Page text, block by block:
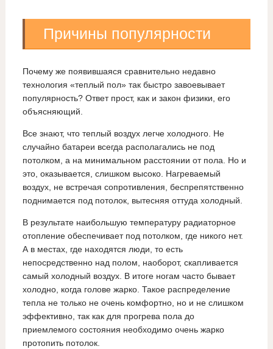
Причины популярности
Почему же появившаяся сравнительно недавно
технология «теплый пол» так быстро завоевывает
популярность? Ответ прост, как и закон физики, его
объясняющий.
Все знают, что теплый воздух легче холодного. Не
случайно батареи всегда располагались не под
потолком, а на минимальном расстоянии от пола. Но и
это, оказывается, слишком высоко. Нагреваемый
воздух, не встречая сопротивления, беспрепятственно
поднимается под потолок, вытесняя оттуда холодный.
В результате наибольшую температуру радиаторное
отопление обеспечивает под потолком, где никого нет.
А в местах, где находятся люди, то есть
непосредственно над полом, наоборот, скапливается
самый холодный воздух. В итоге ногам часто бывает
холодно, когда голове жарко. Такое распределение
тепла не только не очень комфортно, но и не слишком
эффективно, так как для прогрева пола до
приемлемого состояния необходимо очень жарко
протопить потолок.